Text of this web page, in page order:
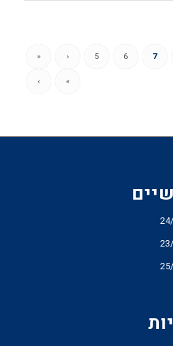
« ‹ 5 6 7
› »